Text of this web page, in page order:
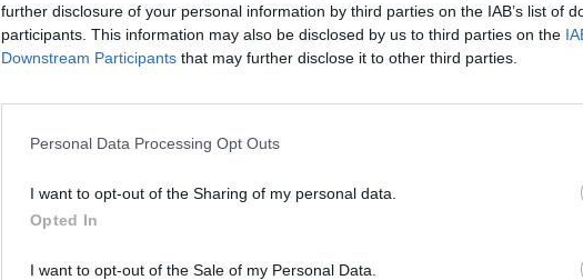
further disclosure of your personal information by third parties on the IAB’s list of
participants. This information may also be disclosed by us to third parties on the
Downstream Participants that may further disclose it to other third parties.
Personal Data Processing Opt Outs
I want to opt-out of the Sharing of my personal data.
Opted In
I want to opt-out of the Sale of my Personal Data.